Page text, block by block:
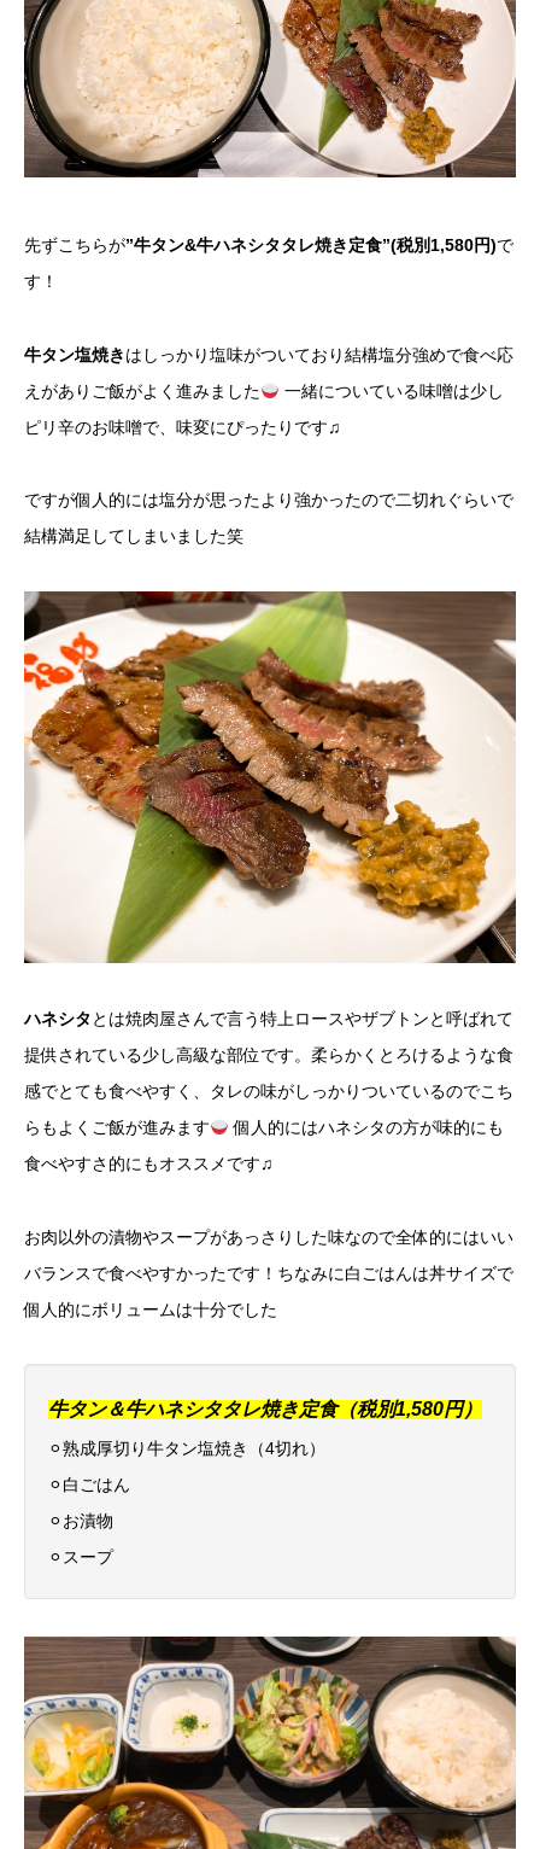
先ずこちらが”牛タン&牛ハネシタタレ焼き定食”(税別1,580円)で
す！
牛タン塩焼きはしっかり塩味がついており結構塩分強めで食べ応
えがありご飯がよく進みました
一緒についている味噌は少し
ピリ辛のお味噌で、味変にぴったりです♫
ですが個人的には塩分が思ったより強かったので二切れぐらいで
結構満足してしまいました笑
ハネシタ とは焼肉屋さんで言う特上ロースやザブトンと呼ばれて
提供されている少し高級な部位です。柔らかくとろけるような食
感でとても食べやすく、タレの味がしっかりついているのでこち
らもよくご飯が進みます
個人的にはハネシタの方が味的にも
食べやすさ的にもオススメです♫
お肉以外の漬物やスープがあっさりした味なので全体的にはいい
バランスで食べやすかったです！ ちなみに白ごはんは丼サイズで
個人的にボリュームは十分でした
牛タン＆牛ハネシタタレ焼き定食（税別1,580円）
⚪︎熟成厚切り牛タン塩焼き（4切れ）
⚪︎白ごはん
⚪︎お漬物
⚪︎スープ